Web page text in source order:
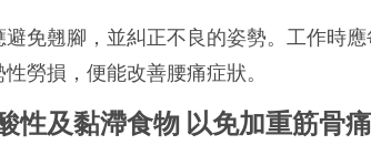
避免翹腳，並糾正不良的姿勢。工作時
勞損，便能改善腰痛症狀。
性及黏滯食物 以免加重筋骨